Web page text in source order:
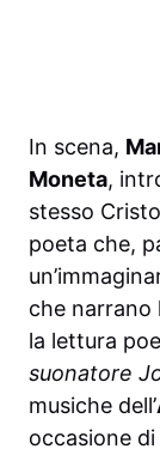
In scena,
Moneta,
stesso
poeta che,
che narrano
la lettura
suonatore
musiche dell’
occasione